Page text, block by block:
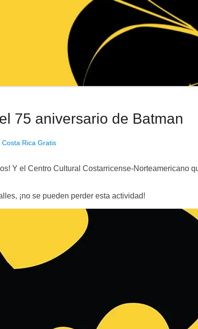
75 aniversario de Batman
Costa Rica Gratis
Y el Centro Cultural Costarricense-Norteamericano
¡no se pueden perder esta actividad!